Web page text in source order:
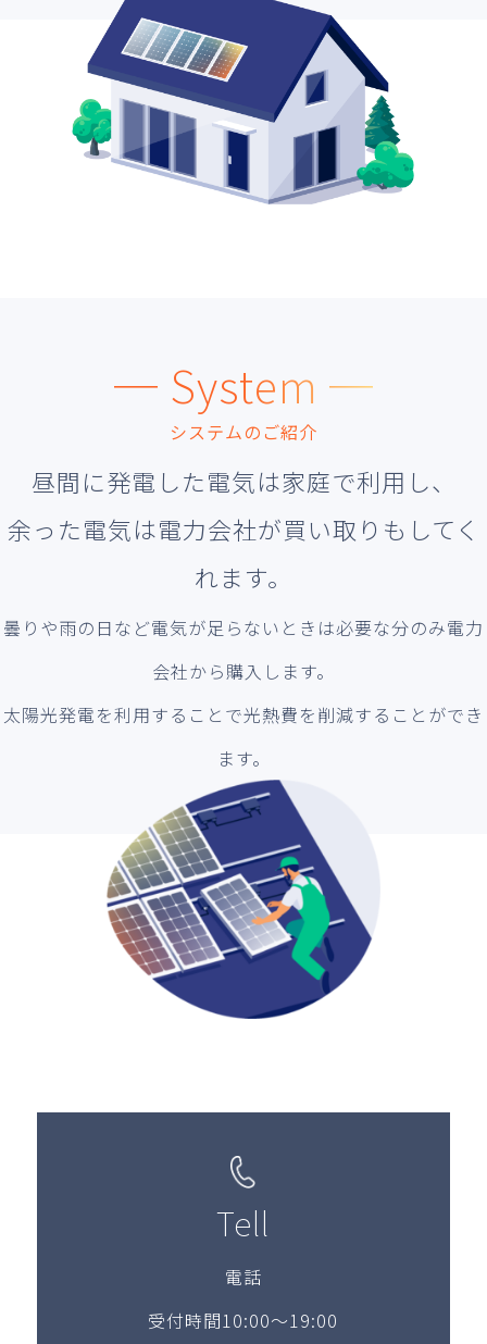
─ System ─
システムのご紹介
昼間に発電した電気は家庭で利用し、
余った電気は電力会社が買い取りもしてく
れます。
曇りや雨の日など電気が足らないときは必要な分のみ電力
会社から購入します。
太陽光発電を利用することで光熱費を削減することができ
ます。
Tell
電話
受付時間10:00～19:00